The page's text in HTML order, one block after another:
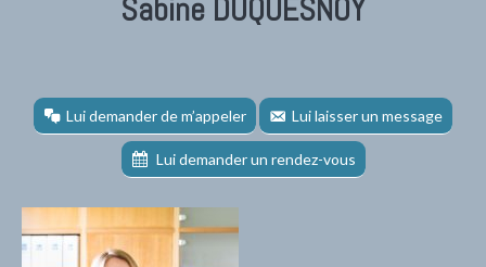
Sabine DUQUESNOY
Lui demander de m’appeler Lui laisser un message
Lui demander un rendez-vous